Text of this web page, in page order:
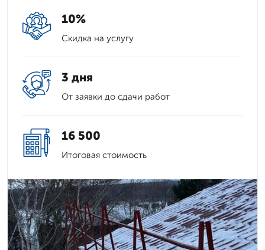
10%
Скидка на услугу
3 дня
От заявки до сдачи работ
16 500
Итоговая стоимость